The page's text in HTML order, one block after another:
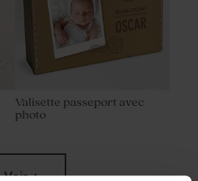
Valisette passeport avec
photo
Voir +